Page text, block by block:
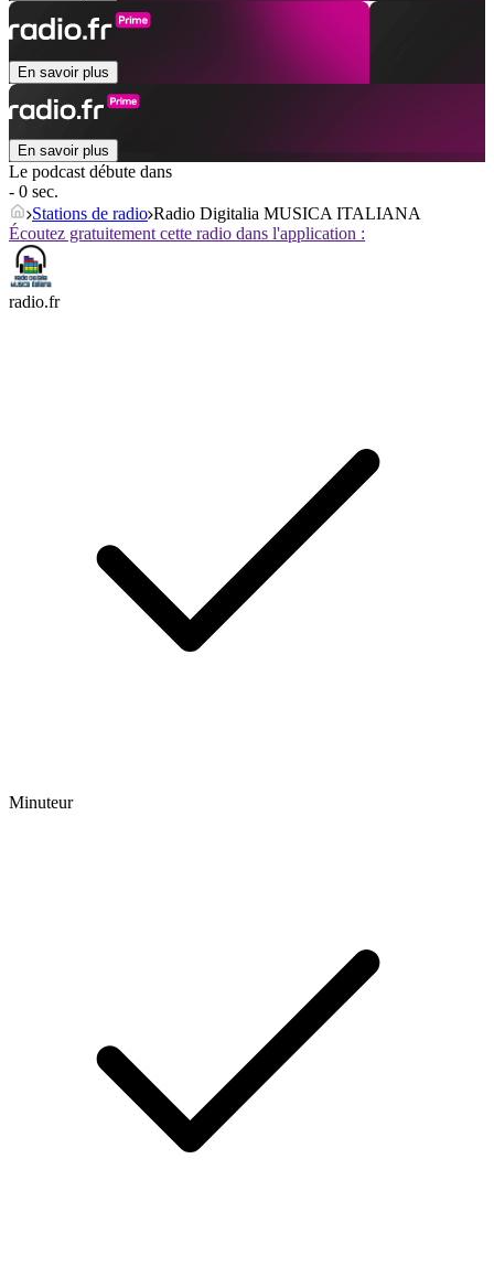
En savoir plus
En savoir plus
Le podcast débute dans
- 0 sec.
Stations de radio Radio Digitalia MUSICA ITALIANA
Écoutez gratuitement cette radio dans l'application :
radio.fr
Minuteur